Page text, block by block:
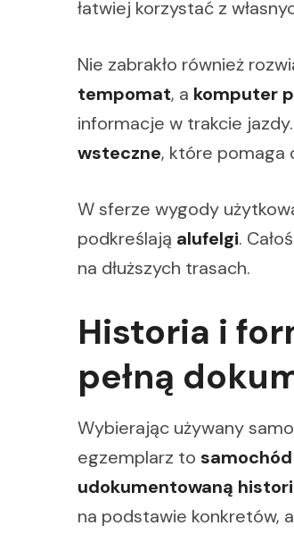
łatwiej korzystać z
Nie zabrakło również
tempomat, a komputer
informacje w trakcie
wsteczne, które pomaga
W sferze wygody
podkreślają alufelgi.
na dłuższych trasach.
Historia i
pełną
Wybierając używany
egzemplarz to
udokumentowaną
na podstawie konkretów,